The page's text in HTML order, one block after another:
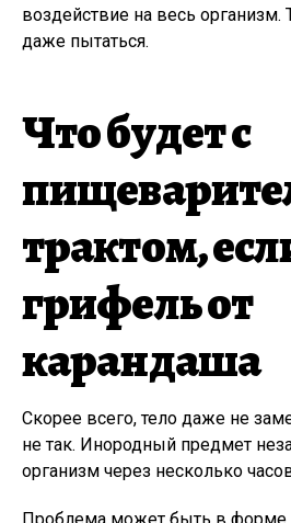
воздействие на весь организм.
даже пытаться.
Что будет с
трактом,
грифель от
карандаша
Скорее всего, тело даже не
не так. Инородный предмет
организм через несколько